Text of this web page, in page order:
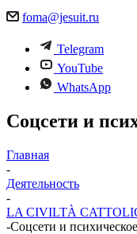
foma@jesuit.ru
Telegram
YouTube
WhatsApp
Соцсети и
Главная
-
Деятельность
-
LA CIVILTÀ
-Соцсети и